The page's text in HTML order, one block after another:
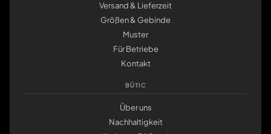
Versand & Lieferzeit
Größen & Gebinde
Muster
Für Betriebe
Kontakt
BÜTIC
Über uns
Nachhaltigkeit